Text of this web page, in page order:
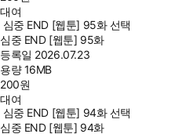
대여
심중 END [웹툰] 95화 선택
심중 END [웹툰] 95화
등록일 2026.07.23
용량16MB
200원
대여
심중 END [웹툰] 94화 선택
심중 END [웹툰] 94화